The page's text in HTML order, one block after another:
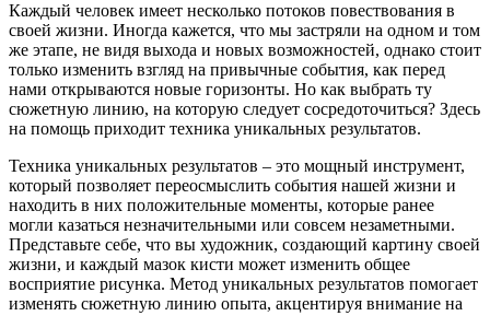
Каждый человек имеет несколько потоков повествования в
своей жизни. Иногда кажется, что мы застряли на одном и том
же этапе, не видя выхода и новых возможностей, однако стоит
только изменить взгляд на привычные события, как перед
нами открываются новые горизонты. Но как выбрать ту
сюжетную линию, на которую следует сосредоточиться? Здесь
на помощь приходит техника уникальных результатов.
Техника уникальных результатов – это мощный инструмент,
который позволяет переосмыслить события нашей жизни и
находить в них положительные моменты, которые ранее
могли казаться незначительными или совсем незаметными.
Представьте себе, что вы художник, создающий картину своей
жизни, и каждый мазок кисти может изменить общее
восприятие рисунка. Метод уникальных результатов помогает
изменять сюжетную линию опыта, акцентируя внимание на